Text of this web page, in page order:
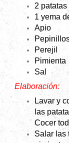
2 patatas
1 yema
Apio
Perejil
Pimienta
Sal
Elaboración:
Lavar y
las
Cocer
Salar las